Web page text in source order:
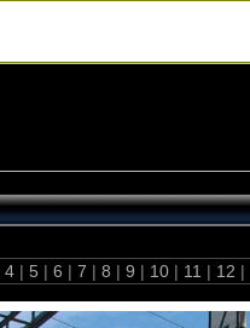
4 | 5 | 6 | 7 | 8 | 9 | 10 | 11 | 12 |